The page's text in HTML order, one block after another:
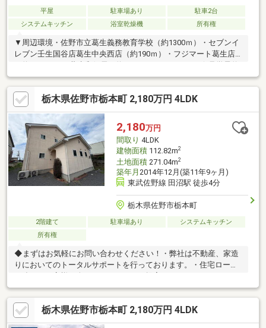
平屋 駐車場あり
駐車2台
システムキッチン
浴室乾燥機 所有権
▼周辺環境・佐野市立葛生義務教育学校（約1300ｍ）・セブンイ
レブン壬生国谷店葛生中央西店（約190ｍ）・フジマート葛生店
受付中☆「今から見学したい」大歓迎です♪住宅ローンのご相談
もお任せください！ーーーーーーーおうち探しは『ケイアイエポ
ックメイキング 小山店』へ♪■気軽に相談ができる■お家探しを
始め、住宅ローンや今後のライフプランなど一緒に考えていきま
しょう♪■多数の金融機関と提携■お客様に最適な住宅ローンの提
案が可能です♪他で断られた方も承認になる場合が御座います！ま
ずはご相談ください♪
栃木県佐野市栃本町 2,180万円 4LDK
2,180万円
間取り 4LDK
建物面積112.82m2
土地面積271.04m2
築年月 2014年12月(築11年9ヶ月)
東武佐野線 田沼駅 徒歩4分
栃木県佐野市栃本町
2階建て 駐車場あり
システムキッチン
所有権
◆まずはお気軽にお問い合わせください！・弊社は不動産、家造
りにおいてのトータルサポートを行っております。・住宅ローン
す。・スタッフ一同、誠心誠意ご対応させていただきます！◆経
験知識が豊富なスタッフが在籍！迅速な対応を心掛けておりま
す。・お問合せを受けてから即日ご対応をさせていただきま
す。・その他物件情報も多数ございます！お気軽にお問い合わせ
栃木県佐野市栃本町 2,180万円 4LDK